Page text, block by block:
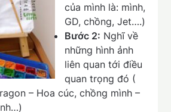
của mình là: mình,
GD, chồng, Jet….)
Bước 2: Nghĩ về
những hình ảnh
liên quan tới điều
quan trọng đó (
– Hoa cúc, chồng mình –